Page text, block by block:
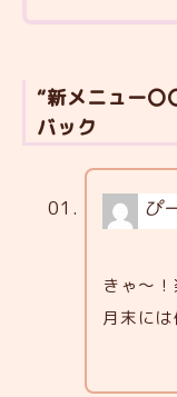
“新メニュー〇
バック
ぴ
きゃ～！
月末には